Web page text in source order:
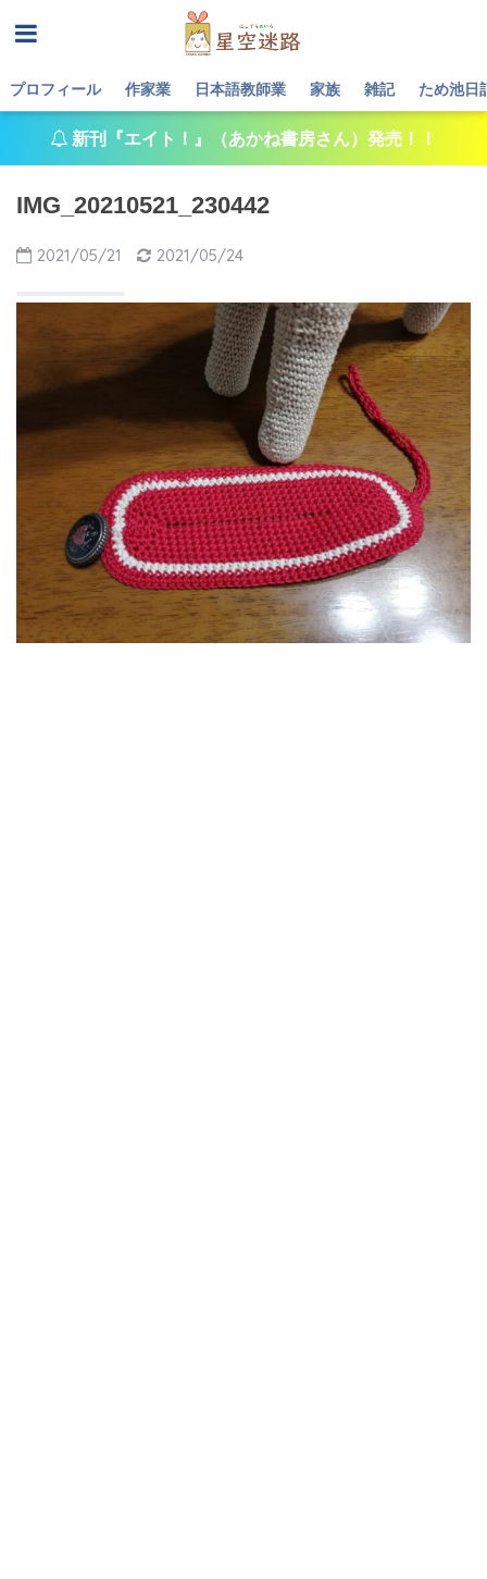
プロフィール 作家業 日本語教師業 家族 雑記 ため池日
新刊『エイト！』（あかね書房さん）発売！！
IMG_20210521_230442
2021/05/21 2021/05/24